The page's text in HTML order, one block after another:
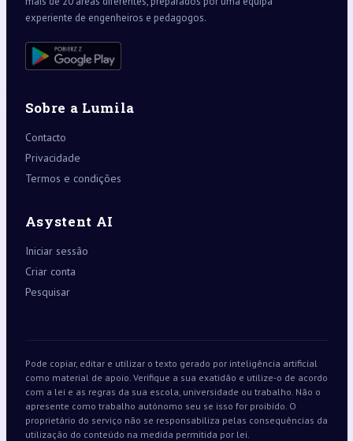
experiente de engenheiros e pedagogos.
Sobre a Lumila
Contacto
Privacidade
Termos e condições
Asystent AI
Iniciar sessão
Criar conta
Pesquisar
Pode copiar, editar e utilizar o texto gerado por inteligência artificial
como material de apoio. Verifique a sua exatidão e utilize-o de acordo
com a lei e as regras da sua escola, universidade ou trabalho. Não o
apresente como trabalho autónomo seu se isso for proibido. O
proprietário do serviço não se responsabiliza pelas consequências da
utilização do conteúdo na medida permitida por lei.